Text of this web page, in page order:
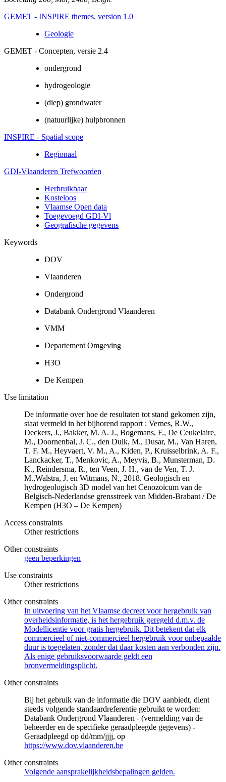
GEMET - INSPIRE themes, version 1.0
Geologie
GEMET - Concepten, versie 2.4
ondergrond
hydrogeologie
(diep) grondwater
(natuurlijke) hulpbronnen
INSPIRE - Spatial scope
Regionaal
GDI-Vlaanderen Trefwoorden
Herbruikbaar
Kosteloos
Vlaamse Open data
Toegevoegd GDI-Vl
Geografische gegevens
Keywords
DOV
Vlaanderen
Ondergrond
Databank Ondergrond Vlaanderen
VMM
Departement Omgeving
H3O
De Kempen
Use limitation
De informatie over hoe de resultaten tot stand gekomen zijn,
staat vermeld in het bijhorend rapport : Vernes, R.W.,
Deckers, J., Bakker, M. A. J., Bogemans, F., De Ceukelaire,
M., Doornenbal, J. C., den Dulk, M., Dusar, M., Van Haren,
T. F. M., Heyvaert, V. M., A., Kiden, P., Kruisselbrink, A. F.,
Lanckacker, T., Menkovic, A., Meyvis, B., Munsterman, D.
K., Reindersma, R., ten Veen, J. H., van de Ven, T. J.
M.,Walstra, J. en Witmans, N., 2018. Geologisch en
hydrogeologisch 3D model van het Cenozoïcum van de
Belgisch-Nederlandse grensstreek van Midden-Brabant / De
Kempen (H3O – De Kempen)
Access constraints
Other restrictions
Other constraints
geen beperkingen
Use constraints
Other restrictions
Other constraints
In uitvoering van het Vlaamse decreet voor hergebruik van
overheidsinformatie, is het hergebruik geregeld d.m.v. de
Modellicentie voor gratis hergebruik. Dit betekent dat elk
commercieel of niet-commercieel hergebruik voor onbepaalde
duur is toegelaten, zonder dat daar kosten aan verbonden zijn.
Als enige gebruiksvoorwaarde geldt een
bronvermeldingsplicht.
Other constraints
Bij het gebruik van de informatie die DOV aanbiedt, dient
steeds volgende standaardreferentie gebruikt te worden:
Databank Ondergrond Vlaanderen - (vermelding van de
beheerder en de specifieke geraadpleegde gegevens) -
Geraadpleegd op dd/mm/jjjj, op
https://www.dov.vlaanderen.be
Other constraints
Volgende aansprakelijkheidsbepalingen gelden.